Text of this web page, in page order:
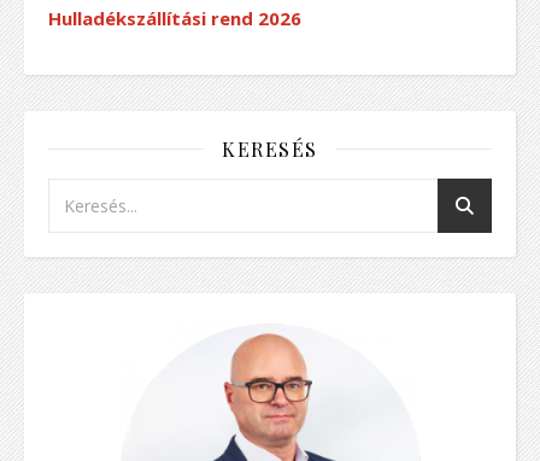
Hulladékszállítási rend 2026
KERESÉS